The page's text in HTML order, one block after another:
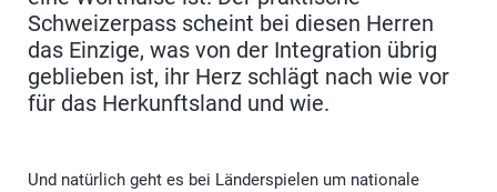
Schweizerpass scheint bei diesen Herren
das Einzige, was von der Integration übrig
geblieben ist, ihr Herz schlägt nach wie vor
für das Herkunftsland und wie.
Und natürlich geht es bei Länderspielen um nationale